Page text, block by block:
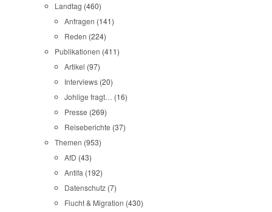
Landtag (460)
Anfragen (141)
Reden (224)
Publikationen (411)
Artikel (97)
Interviews (20)
Johlige fragt… (16)
Presse (269)
Reiseberichte (37)
Themen (953)
AfD (43)
Antifa (192)
Datenschutz (7)
Flucht & Migration (430)